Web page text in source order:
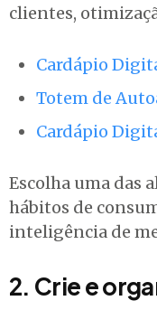
clientes,
Cardápio
Totem de
Cardápio
Escolha uma das
hábitos de
inteligência de
2. Crie e